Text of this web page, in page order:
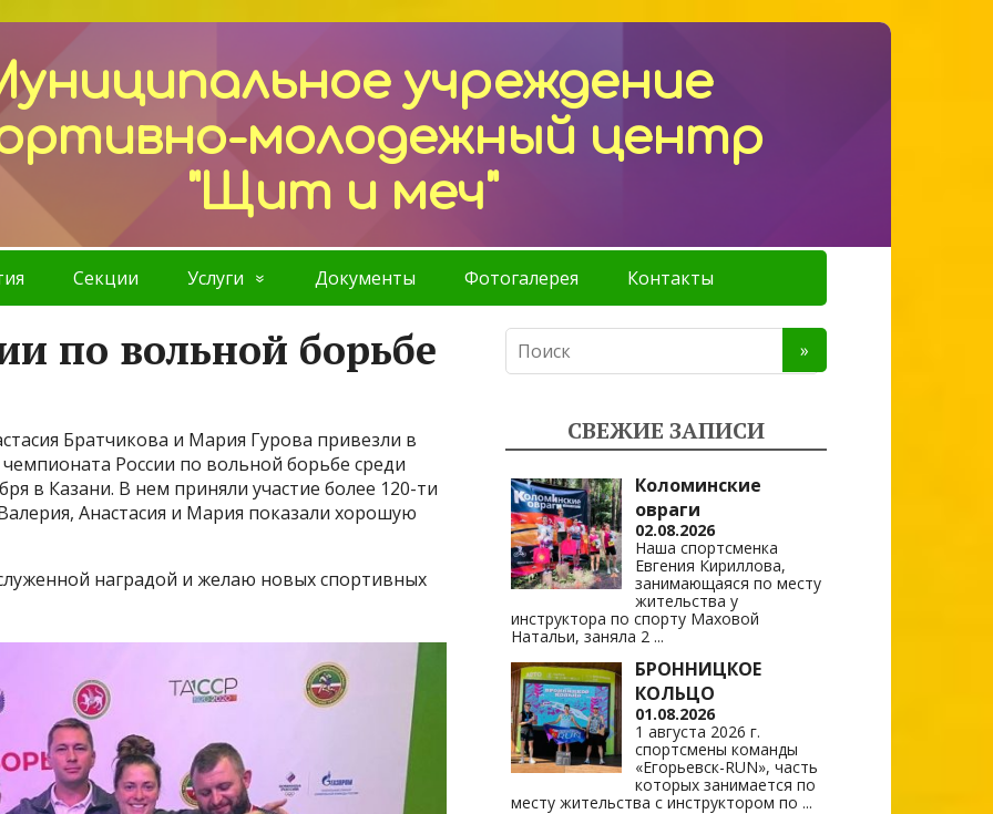
учреждение
молодежный центр
"Щит и меч"
Секции Услуги Документы Фотогалерея Контакты
по вольной борьбе
Братчикова и Мария Гурова привезли в
России по вольной борьбе среди
в Казани. В нем приняли участие более 120-ти
Анастасия и Мария показали хорошую
наградой и желаю новых спортивных
СВЕЖИЕ ЗАПИСИ
Коломинские
овраги
02.08.2026
Наша спортсменка
Евгения Кириллова,
занимающаяся по месту
жительства у
инструктора по спорту Маховой
Натальи, заняла 2 ...
БРОННИЦКОЕ
КОЛЬЦО
01.08.2026
1 августа 2026 г.
спортсмены команды
«Егорьевск-RUN», часть
которых занимается по
месту жительства с инструктором по ...